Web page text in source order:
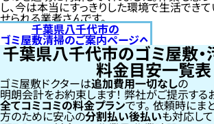
し、今は本当にすっきりした環境で生活でき
せられる業者さんです。
千葉県八千代市の
ゴミ屋敷清掃のご案内ページへ
千葉県八千代市のゴミ屋敷
料金目安一覧表
ゴミ屋敷ドクターは追加費用一切なしの
明朗会計をお約束します！弊社がご提示する
全てコミコミの料金プランです。依頼時にま
方のために安心の分割払い後払いも対応して